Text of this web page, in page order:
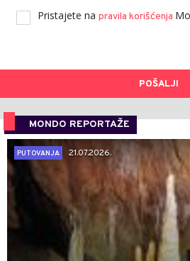
Pristajete na pravila korišćenja
POŠALJI
MONDO REPORTAŽE
PUTOVANJA
21.07.2026.